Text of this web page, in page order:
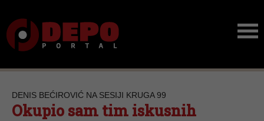
DENIS BEĆIROVIĆ NA SESIJI KRUGA 99
Okupio sam tim iskusnih